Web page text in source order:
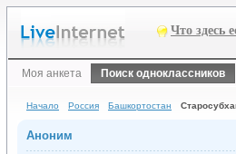
Что здесь
Моя анкета Поиск одноклассников
Начало Россия Башкортостан
Аноним